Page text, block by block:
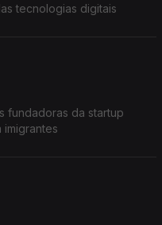
tecnologias digitais
fundadoras da startup